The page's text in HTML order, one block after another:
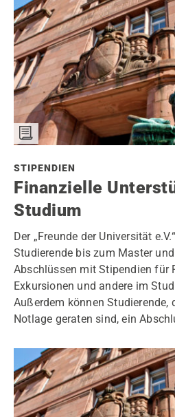
STIPENDIEN
Finanzielle
Studium
Der „Freunde der Universität
Studierende bis zum Master
Abschlüssen mit Stipendien für
Exkursionen und andere im
Außerdem können Studierende,
Notlage geraten sind, ein